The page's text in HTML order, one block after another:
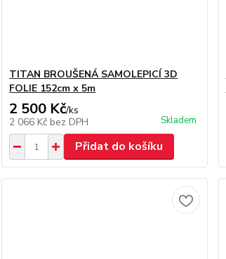
TITAN BROUŠENÁ SAMOLEPICÍ 3D
FOLIE 152cm x 5m
2 500 Kč/ks
2 066 Kč bez DPH Skladem
Přidat do košíku